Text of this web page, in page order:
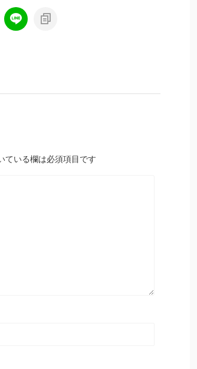
ている欄は必須項目です